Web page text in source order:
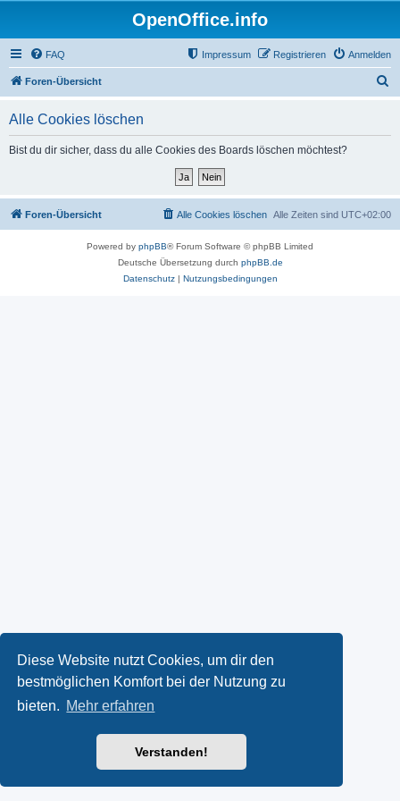
Diese Website nutzt Cookies, um dir den
bestmöglichen Komfort bei der Nutzung zu
bieten. Mehr erfahren
Verstanden!
OpenOffice.info
FAQ Anmelden
Registrieren
Impressum
Foren-Übersicht
Alle Cookies löschen
Bist du dir sicher, dass du alle Cookies des Boards löschen möchtest?
Foren-Übersicht Alle Zeiten sind UTC+02:00
Alle Cookies löschen
Powered by phpBB® Forum Software © phpBB Limited
Deutsche Übersetzung durch phpBB.de
Datenschutz| Nutzungsbedingungen